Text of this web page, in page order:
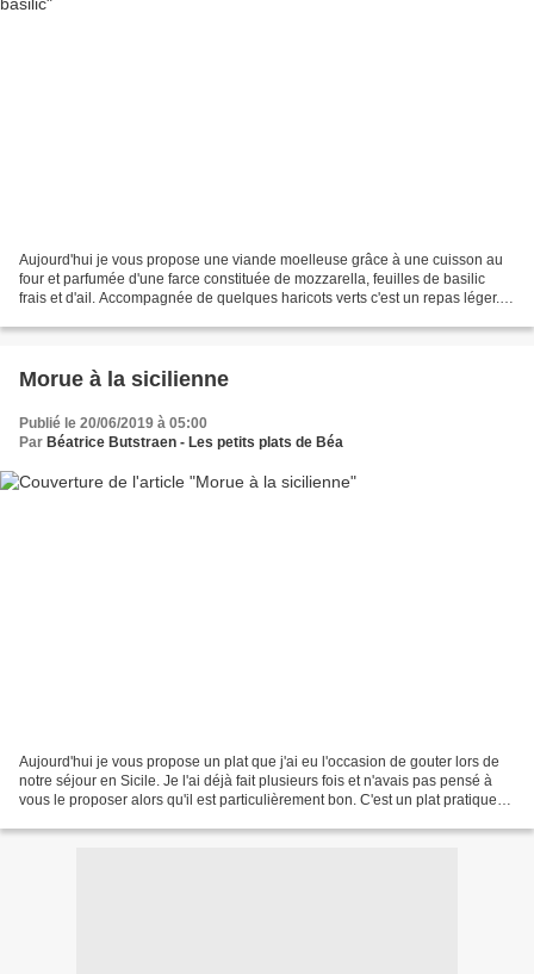
Aujourd'hui je vous propose une viande moelleuse grâce à une cuisson au
four et parfumée d'une farce constituée de mozzarella, feuilles de basilic
frais et d'ail. Accompagnée de quelques haricots verts c'est un repas léger.
Morue à la sicilienne
Publié le 20/06/2019 à 05:00
Par Béatrice Butstraen - Les petits plats de Béa
Aujourd'hui je vous propose un plat que j'ai eu l'occasion de gouter lors de
notre séjour en Sicile. Je l'ai déjà fait plusieurs fois et n'avais pas pensé à
vous le proposer alors qu'il est particulièrement bon. C'est un plat pratique